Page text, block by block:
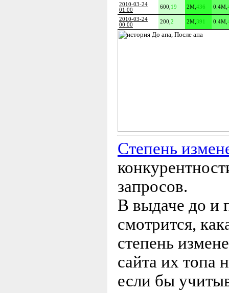
2010-03-24
01:00
600 19 2M 436 0.4M
2010-03-24
00:00
200 2 2M 391 0.4M
Степень
запросов.
В выдаче до и
смотрится,
степень
сайта их топа
если бы